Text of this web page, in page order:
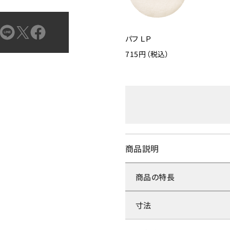
パフ ＬＰ
715円（税込）
商品説明
商品の特長
寸法